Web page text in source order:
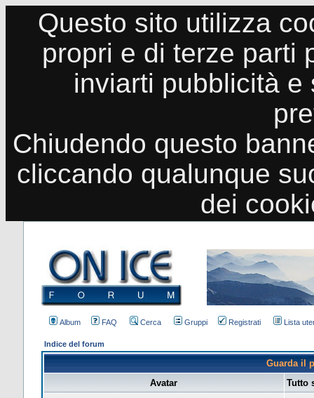
Questo sito utilizza
propri e di terze parti
inviarti pubblicità
Chiudendo questo
cliccando qualunque
dei
Album FAQ Cerca Gruppi Registrati Lista
Indice del forum
Guarda il
Avatar
Tutto